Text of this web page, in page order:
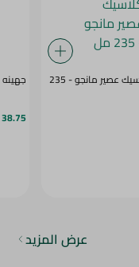
جهينة كلاسيك عصير مانجو - 235 جهينه
38.75 جم
عرض المزيد